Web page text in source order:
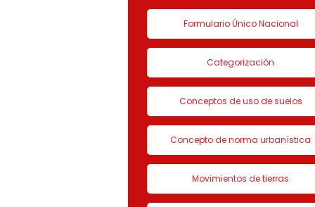
Formulario Único Nacional
Categorización
Conceptos de uso de suelos
Concepto de norma urbanística
Movimientos de tierras